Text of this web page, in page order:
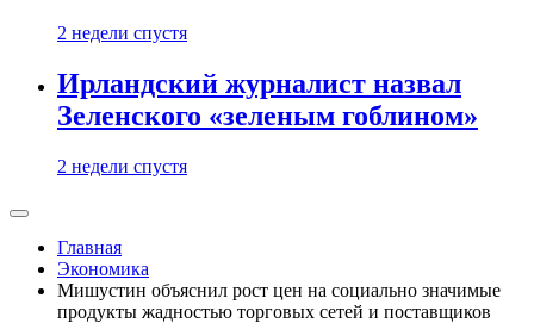
2 недели спустя
Ирландский журналист назвал
Зеленского «зеленым гоблином»
2 недели спустя
Главная
Экономика
Мишустин объяснил рост цен на социально значимые
продукты жадностью торговых сетей и поставщиков